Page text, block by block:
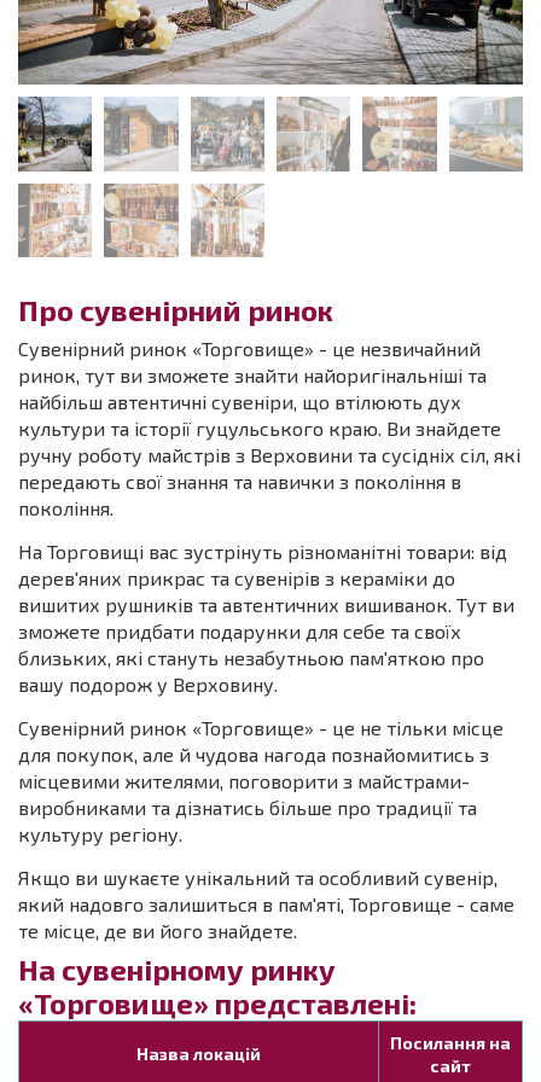
Про сувенірний ринок
Сувенірний ринок «Торговище» - це незвичайний
ринок, тут ви зможете знайти найоригінальніші та
найбільш автентичні сувеніри, що втілюють дух
культури та історії гуцульського краю. Ви знайдете
ручну роботу майстрів з Верховини та сусідніх сіл, які
передають свої знання та навички з покоління в
покоління.
На Торговищі вас зустрінуть різноманітні товари: від
дерев'яних прикрас та сувенірів з кераміки до
вишитих рушників та автентичних вишиванок. Тут ви
зможете придбати подарунки для себе та своїх
близьких, які стануть незабутньою пам'яткою про
вашу подорож у Верховину.
Сувенірний ринок «Торговище» - це не тільки місце
для покупок, але й чудова нагода познайомитись з
місцевими жителями, поговорити з майстрами-
виробниками та дізнатись більше про традиції та
культуру регіону.
Якщо ви шукаєте унікальний та особливий сувенір,
який надовго залишиться в пам'яті, Торговище - саме
те місце, де ви його знайдете.
На сувенірному ринку
«Торговище» представлені:
Назва локацій
Посилання на
сайт